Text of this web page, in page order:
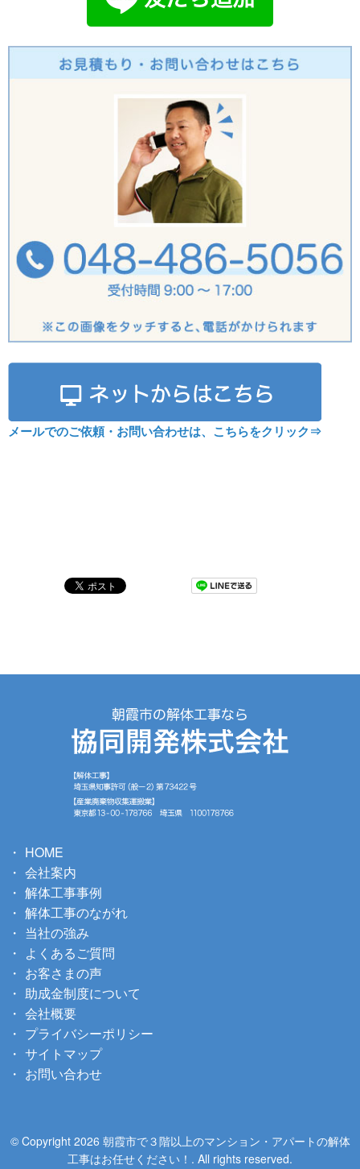
メールでのご依頼・お問い合わせは、こちらをクリック⇒
HOME
会社案内
解体工事事例
解体工事のながれ
当社の強み
よくあるご質問
お客さまの声
助成金制度について
会社概要
プライバシーポリシー
サイトマップ
お問い合わせ
© Copyright 2026 朝霞市で３階以上のマンション・アパートの解体
工事はお任せください！. All rights reserved.